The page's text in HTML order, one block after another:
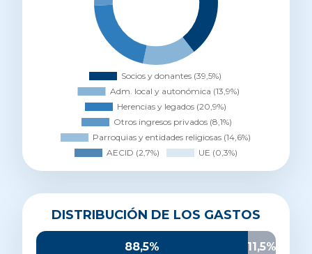
DISTRIBUCIÓN DE LOS GASTOS
88,5% 11,5%
Distribución de los gastos
Proyectos de desarrollo
82,5%